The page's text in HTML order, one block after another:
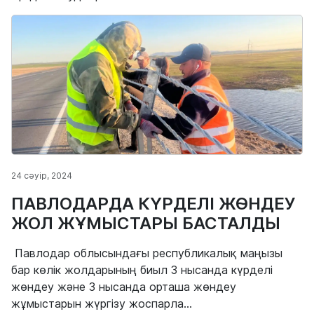
24 сәуір, 2024
ПАВЛОДАРДА КҮРДЕЛІ ЖӨНДЕУ
ЖОЛ ЖҰМЫСТАРЫ БАСТАЛДЫ
Павлодар облысындағы республикалық маңызы
бар көлік жолдарының биыл 3 нысанда күрделі
жөндеу және 3 нысанда орташа жөндеу
жұмыстарын жүргізу жоспарла...